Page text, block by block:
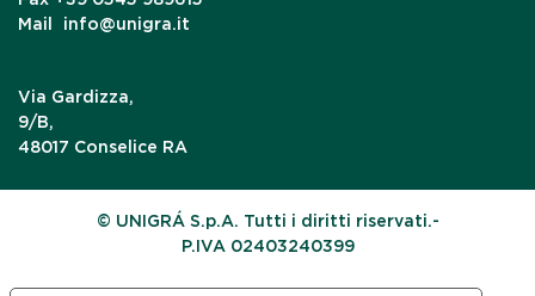
Mail
info@unigra.it
Via Gardizza,
9/B,
48017 Conselice RA
© UNIGRÁ S.p.A. Tutti i diritti riservati.-
P.IVA 02403240399